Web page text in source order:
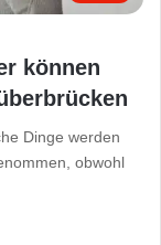
können
Dinge werden
obwohl